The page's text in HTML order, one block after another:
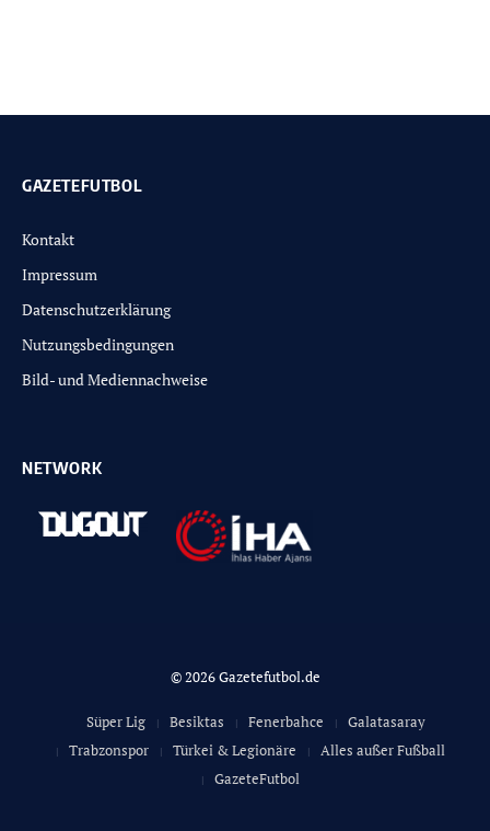
GAZETEFUTBOL
Kontakt
Impressum
Datenschutzerklärung
Nutzungsbedingungen
Bild- und Mediennachweise
NETWORK
© 2026 Gazetefutbol.de
Süper Lig Besiktas Fenerbahce
Galatasaray
Trabzonspor
Türkei & Legionäre
Alles außer Fußball
GazeteFutbol